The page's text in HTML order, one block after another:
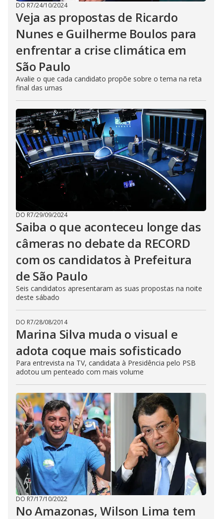
DO R7/24/10/2024
Veja as propostas de Ricardo
Nunes e Guilherme Boulos para
enfrentar a crise climática em
São Paulo
Avalie o que cada candidato propõe sobre o tema na reta
final das urnas
DO R7/29/09/2024
Saiba o que aconteceu longe das
câmeras no debate da RECORD
com os candidatos à Prefeitura
de São Paulo
Seis candidatos apresentaram as suas propostas na noite
deste sábado
DO R7/28/08/2014
Marina Silva muda o visual e
adota coque mais sofisticado
Para entrevista na TV, candidata à Presidência pelo PSB
adotou um penteado com mais volume
DO R7/17/10/2022
No Amazonas, Wilson Lima tem